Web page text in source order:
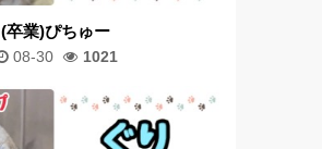
(卒業)ぴちゅー
08-30 1021